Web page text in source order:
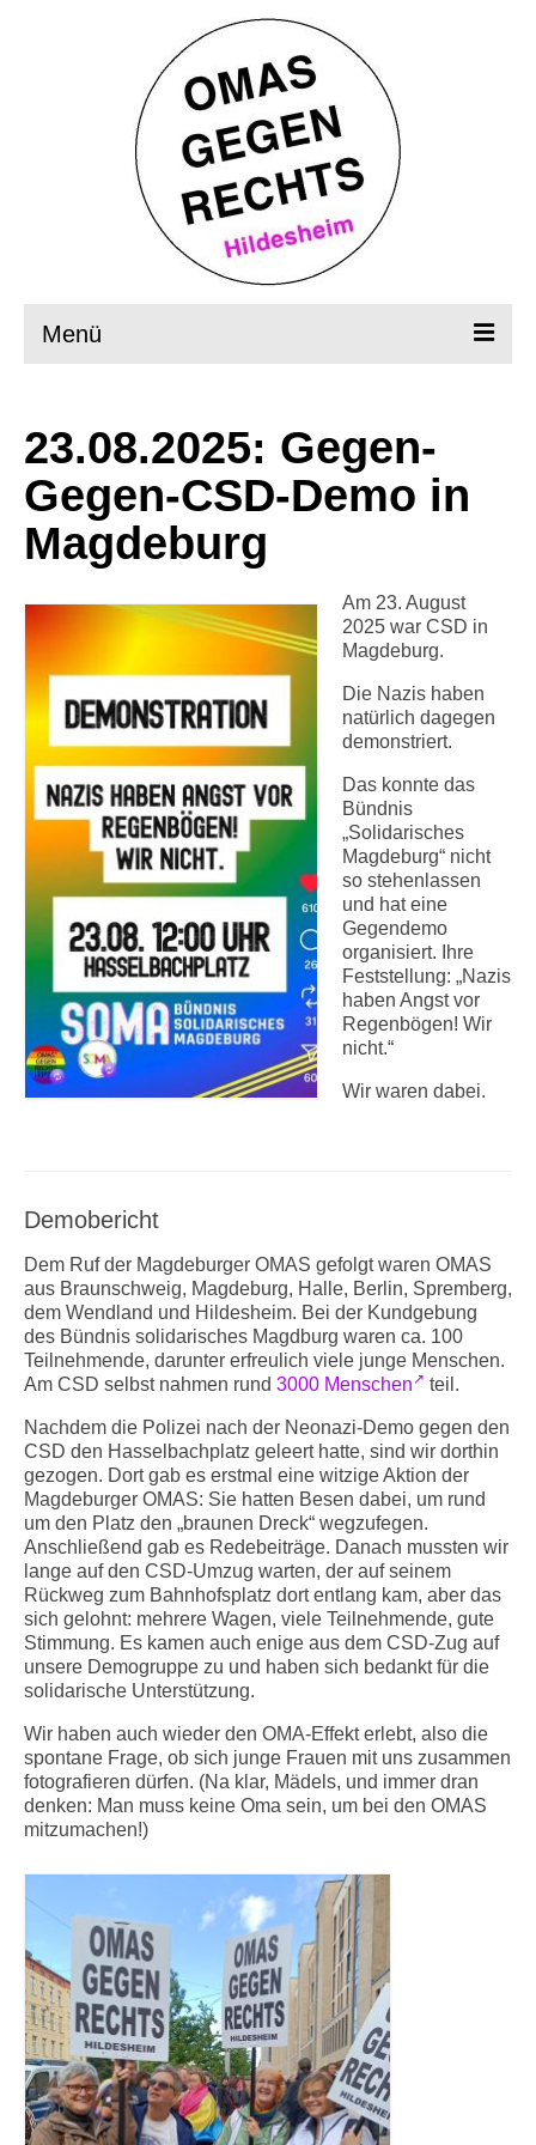
Menü
Wer, wie, was?
OMAS in Aktion
Info-Links gegen Rechts
23.08.2025: Gegen-
Gegen-CSD-Demo in
Magdeburg
Am 23. August
2025 war CSD in
Magdeburg.
Die Nazis haben
natürlich dagegen
demonstriert.
Das konnte das
Bündnis
„Solidarisches
Magdeburg“ nicht
so stehenlassen
und hat eine
Gegendemo
organisiert. Ihre
Feststellung: „Nazis
haben Angst vor
Regenbögen! Wir
nicht.“
Wir waren dabei.
Demobericht
Dem Ruf der Magdeburger OMAS gefolgt waren OMAS
aus Braunschweig, Magdeburg, Halle, Berlin, Spremberg,
dem Wendland und Hildesheim. Bei der Kundgebung
des Bündnis solidarisches Magdburg waren ca. 100
Teilnehmende, darunter erfreulich viele junge Menschen.
Am CSD selbst nahmen rund 3000 Menschen teil.
Nachdem die Polizei nach der Neonazi-Demo gegen den
CSD den Hasselbachplatz geleert hatte, sind wir dorthin
gezogen. Dort gab es erstmal eine witzige Aktion der
Magdeburger OMAS: Sie hatten Besen dabei, um rund
um den Platz den „braunen Dreck“ wegzufegen.
Anschließend gab es Redebeiträge. Danach mussten wir
lange auf den CSD-Umzug warten, der auf seinem
Rückweg zum Bahnhofsplatz dort entlang kam, aber das
sich gelohnt: mehrere Wagen, viele Teilnehmende, gute
Stimmung. Es kamen auch enige aus dem CSD-Zug auf
unsere Demogruppe zu und haben sich bedankt für die
solidarische Unterstützung.
Wir haben auch wieder den OMA-Effekt erlebt, also die
spontane Frage, ob sich junge Frauen mit uns zusammen
fotografieren dürfen. (Na klar, Mädels, und immer dran
denken: Man muss keine Oma sein, um bei den OMAS
mitzumachen!)